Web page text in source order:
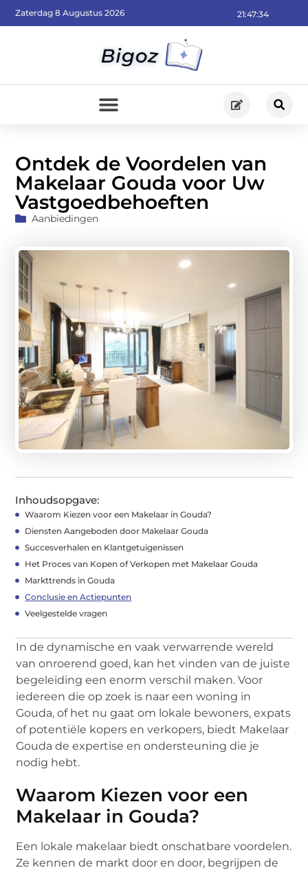
21:47:36
Zaterdag 8 Augustus 2026
Ontdek de Voordelen van
Makelaar Gouda voor Uw
Vastgoedbehoeften
Aanbiedingen
Inhoudsopgave:
Waarom Kiezen voor een Makelaar in Gouda?
Diensten Aangeboden door Makelaar Gouda
Succesverhalen en Klantgetuigenissen
Het Proces van Kopen of Verkopen met Makelaar Gouda
Markttrends in Gouda
Conclusie en Actiepunten
Veelgestelde vragen
In de dynamische en vaak verwarrende wereld
van onroerend goed, kan het vinden van de juiste
begeleiding een enorm verschil maken. Voor
iedereen die op zoek is naar een woning in
Gouda, of het nu gaat om lokale bewoners, expats
of potentiële kopers en verkopers, biedt Makelaar
Gouda de expertise en ondersteuning die je
nodig hebt.
Waarom Kiezen voor een
Makelaar in Gouda?
Een lokale makelaar biedt onschatbare voordelen.
Ze kennen de markt door en door, begrijpen de